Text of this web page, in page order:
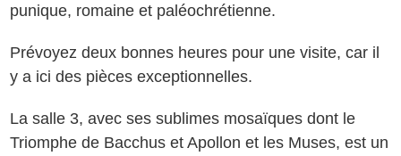
punique, romaine et paléochrétienne.
Prévoyez deux bonnes heures pour une visite, car il
y a ici des pièces exceptionnelles.
La salle 3, avec ses sublimes mosaïques dont le
Triomphe de Bacchus et Apollon et les Muses, est un